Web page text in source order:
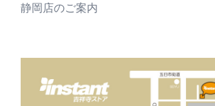
静岡店のご案内